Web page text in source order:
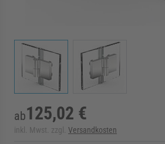
für Kategorie
View larger imageView larger image
ab125,02 €
inkl. Mwst. zzgl. Versandkosten